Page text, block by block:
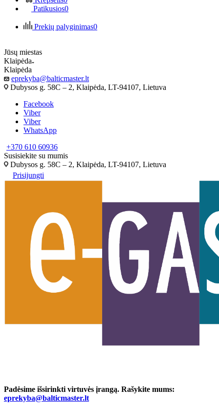
Patikusios0
Prekių palyginimas0
Jūsų miestas
Klaipėda
Klaipėda
eprekyba@balticmaster.lt
Dubysos g. 58C – 2, Klaipėda, LT-94107, Lietuva
Facebook
Viber
Viber
WhatsApp
+370 610 60936
Susisiekite su mumis
Dubysos g. 58C – 2, Klaipėda, LT-94107, Lietuva
Prisijungti
Padėsime išsirinkti virtuvės įrangą. Rašykite mums:
eprekyba@balticmaster.lt